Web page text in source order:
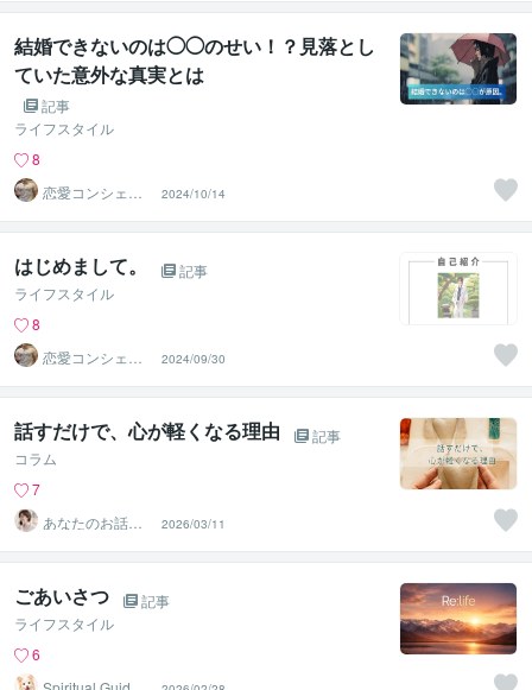
結婚できないのは◯◯のせい！？見落とし
ていた意外な真実とは
記事
ライフスタイル
8
恋愛コンシェル
ジュ ｜ ソウメイ
2024/10/14
はじめまして。
記事
ライフスタイル
8
恋愛コンシェル
ジュ ｜ ソウメイ
2024/09/30
話すだけで、心が軽くなる理由
記事
コラム
7
あなたのお話ゆ
っくり聴きます
／ゆうか＊
2026/03/11
ごあいさつ
記事
ライフスタイル
6